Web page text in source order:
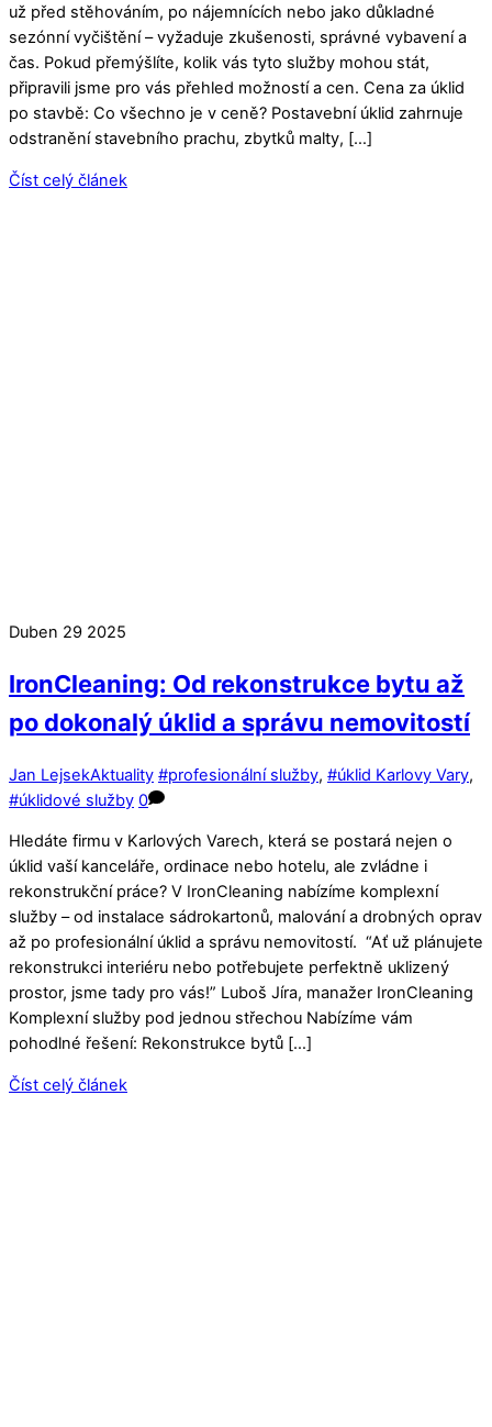
už před stěhováním, po nájemnících nebo jako důkladné
sezónní vyčištění – vyžaduje zkušenosti, správné vybavení a
čas. Pokud přemýšlíte, kolik vás tyto služby mohou stát,
připravili jsme pro vás přehled možností a cen. Cena za úklid
po stavbě: Co všechno je v ceně? Postavební úklid zahrnuje
odstranění stavebního prachu, zbytků malty, […]
Číst celý článek
Duben 29 2025
IronCleaning: Od rekonstrukce bytu až
po dokonalý úklid a správu nemovitostí
Jan LejsekAktuality #profesionální služby, #úklid Karlovy Vary,
#úklidové služby 0
Hledáte firmu v Karlových Varech, která se postará nejen o
úklid vaší kanceláře, ordinace nebo hotelu, ale zvládne i
rekonstrukční práce? V IronCleaning nabízíme komplexní
služby – od instalace sádrokartonů, malování a drobných oprav
až po profesionální úklid a správu nemovitostí. “Ať už plánujete
rekonstrukci interiéru nebo potřebujete perfektně uklizený
prostor, jsme tady pro vás!” Luboš Jíra, manažer IronCleaning
Komplexní služby pod jednou střechou Nabízíme vám
pohodlné řešení: Rekonstrukce bytů […]
Číst celý článek